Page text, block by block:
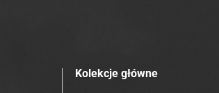
Kolekcje główne